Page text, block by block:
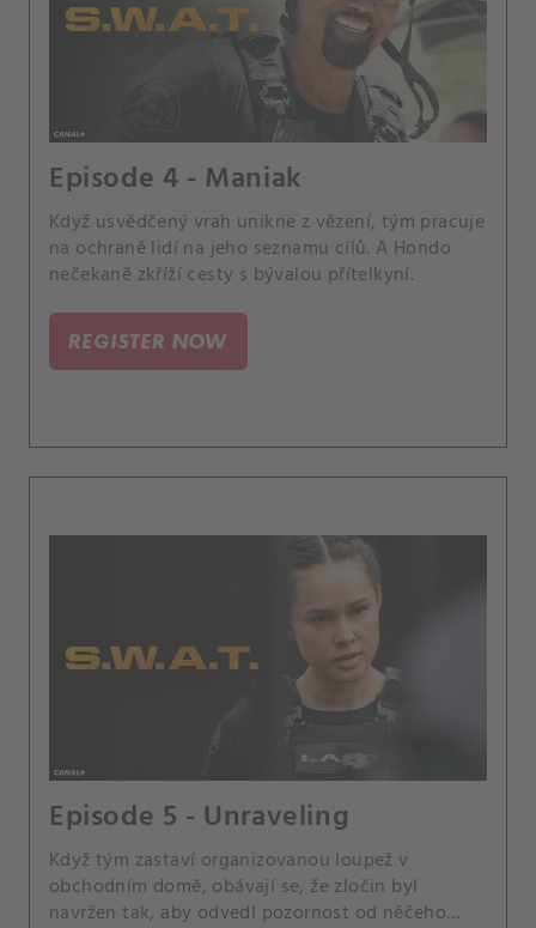
Episode 4 - Maniak
Když usvědčený vrah unikne z vězení, tým pracuje
na ochraně lidí na jeho seznamu cílů. A Hondo
nečekaně zkříží cesty s bývalou přítelkyní.
REGISTER NOW
Episode 5 - Unraveling
Když tým zastaví organizovanou loupež v
obchodním domě, obávají se, že zločin byl
navržen tak, aby odvedl pozornost od něčeho